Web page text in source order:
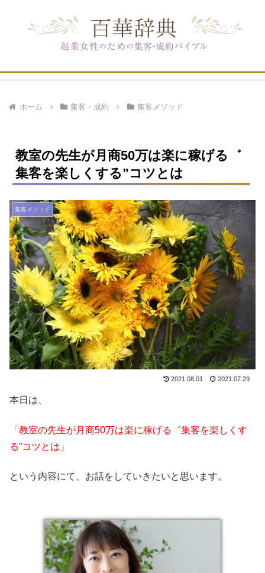
ホーム 集客・成約 集客メソッド
教室の先生が月商50万は楽に稼げる゛
集客を楽しくする”コツとは
集客メソッド
2021.08.01 2021.07.29
本日は、
「教室の先生が月商50万は楽に稼げる゛集客を楽しくす
る”コツとは」
という内容にて、お話をしていきたいと思います。